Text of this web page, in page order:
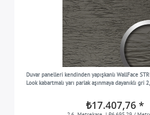
Duvar panelleri kendinden yapışkanlı WallFace
Look kabartmalı yarı parlak aşınmaya dayanıklı gri
₺17.407,76 *